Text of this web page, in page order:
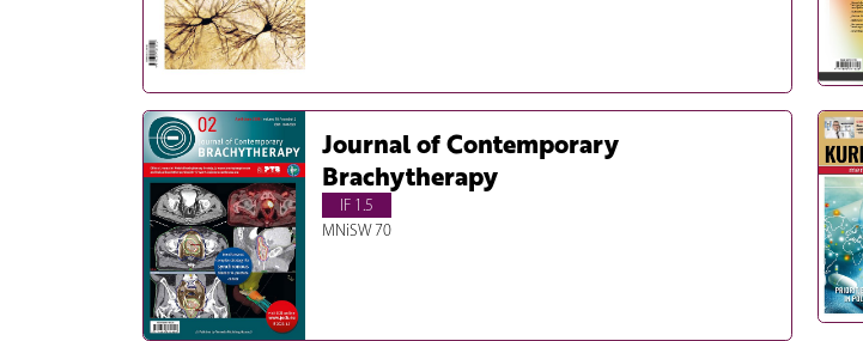
Journal of Contemporary
Brachytherapy
IF 1.5
MNiSW 70